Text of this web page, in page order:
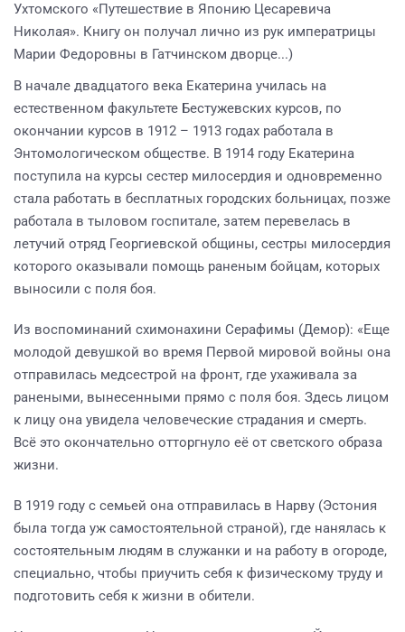
Ухтомского «Путешествие в Японию Цесаревича
Николая». Книгу он получал лично из рук императрицы
Марии Федоровны в Гатчинском дворце...)
В начале двадцатого века Екатерина училась на
естественном факультете Бестужевских курсов, по
окончании курсов в 1912 – 1913 годах работала в
Энтомологическом обществе. В 1914 году Екатерина
поступила на курсы сестер милосердия и одновременно
стала работать в бесплатных городских больницах, позже
работала в тыловом госпитале, затем перевелась в
летучий отряд Георгиевской общины, сестры милосердия
которого оказывали помощь раненым бойцам, которых
выносили с поля боя.
Из воспоминаний схимонахини Серафимы (Демор): «Еще
молодой девушкой во время Первой мировой войны она
отправилась медсестрой на фронт, где ухаживала за
ранеными, вынесенными прямо с поля боя. Здесь лицом
к лицу она увидела человеческие страдания и смерть.
Всё это окончательно отторгнуло её от светского образа
жизни.
В 1919 году с семьей она отправилась в Нарву (Эстония
была тогда уж самостоятельной страной), где нанялась к
состоятельным людям в служанки и на работу в огороде,
специально, чтобы приучить себя к физическому труду и
подготовить себя к жизни в обители.